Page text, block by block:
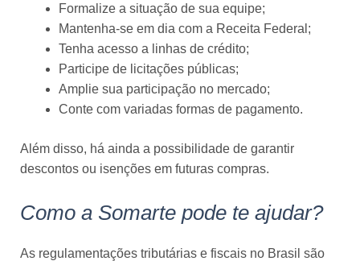
Formalize a situação de sua equipe;
Mantenha-se em dia com a Receita Federal;
Tenha acesso a linhas de crédito;
Participe de licitações públicas;
Amplie sua participação no mercado;
Conte com variadas formas de pagamento.
Além disso, há ainda a possibilidade de garantir
descontos ou isenções em futuras compras.
Como a Somarte pode te ajudar?
As regulamentações tributárias e fiscais no Brasil são